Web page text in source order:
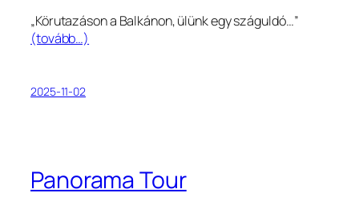
„Körutazáson a Balkánon, ülünk egy száguldó…”
(tovább…)
2025-11-02
Panorama Tour